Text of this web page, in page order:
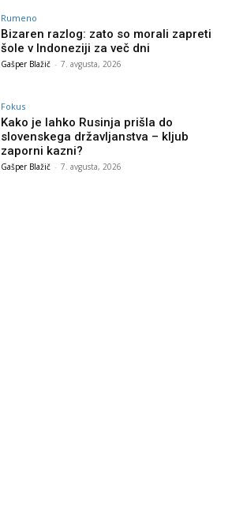
Rumeno
Bizaren razlog: zato so morali zapreti
šole v Indoneziji za več dni
Gašper Blažič - 7. avgusta, 2026
Fokus
Kako je lahko Rusinja prišla do
slovenskega državljanstva – kljub
zaporni kazni?
Gašper Blažič - 7. avgusta, 2026